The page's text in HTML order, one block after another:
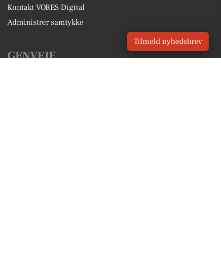
Kontakt VORES Digital
Administrer samtykke
GENVEJE
Tilmeld nyhedsbrev